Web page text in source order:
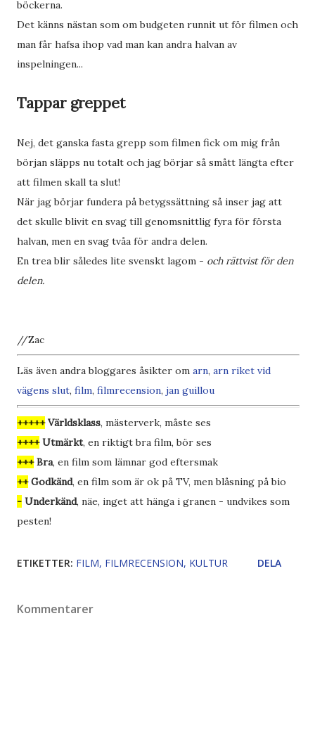
böckerna.
Det känns nästan som om budgeten runnit ut för filmen och
man får hafsa ihop vad man kan andra halvan av
inspelningen...
Tappar greppet
Nej, det ganska fasta grepp som filmen fick om mig från
början släpps nu totalt och jag börjar så smått längta efter
att filmen skall ta slut!
När jag börjar fundera på betygssättning så inser jag att
det skulle blivit en svag till genomsnittlig fyra för första
halvan, men en svag tvåa för andra delen.
En trea blir således lite svenskt lagom - och rättvist för den
delen.
//Zac
Läs även andra bloggares åsikter om arn, arn riket vid
vägens slut, film, filmrecension, jan guillou
+++++Världsklass, mästerverk, måste ses
++++Utmärkt, en riktigt bra film, bör ses
+++Bra, en film som lämnar god eftersmak
++Godkänd, en film som är ok på TV, men blåsning på bio
- Underkänd, näe, inget att hänga i granen - undvikes som
pesten!
ETIKETTER: FILM FILMRECENSION KULTUR DELA
Kommentarer